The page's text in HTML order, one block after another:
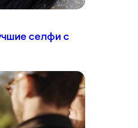
селфи с